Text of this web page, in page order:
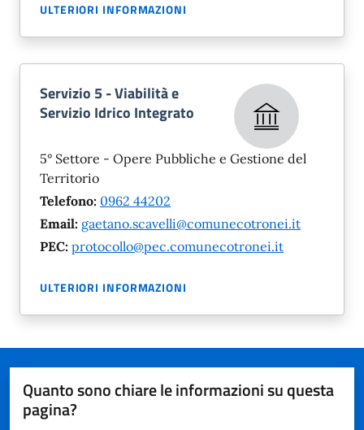
ULTERIORI INFORMAZIONI
Servizio 5 - Viabilità e
Servizio Idrico Integrato
5° Settore - Opere Pubbliche e Gestione del
Territorio
Telefono: 0962 44202
Email: gaetano.scavelli@comunecotronei.it
PEC: protocollo@pec.comunecotronei.it
ULTERIORI INFORMAZIONI
Quanto sono chiare le informazioni su questa
pagina?